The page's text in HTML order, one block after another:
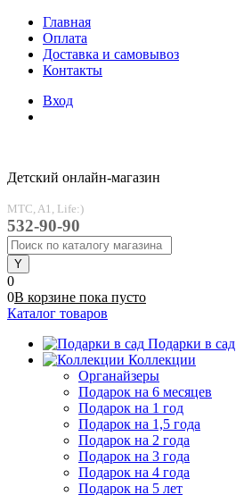
Главная
Оплата
Доставка и самовывоз
Контакты
Вход
Детский онлайн-магазин
MTC, A1, Life:)
532-90-90
0
0В корзине пока пусто
Каталог товаров
Подарки в сад
Коллекции
Органайзеры
Подарок на 6 месяцев
Подарок на 1 год
Подарок на 1,5 года
Подарок на 2 года
Подарок на 3 года
Подарок на 4 года
Подарок на 5 лет